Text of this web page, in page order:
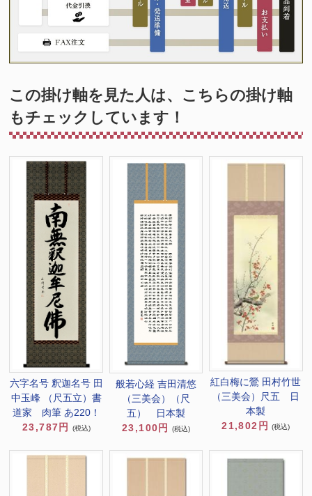
この掛け軸を見た人は、こちらの掛け軸
もチェックしています！
六字名号 釈迦名号 田
中玉峰 （尺五立）書
道家 肉筆 あ220！
23,787円
(税込)
般若心経 吉田清悠
（三美会）（尺
五） 日本製
23,100円
(税込)
紅白梅に鶯 田村竹世
（三美会）尺五 日
本製
21,802円
(税込)